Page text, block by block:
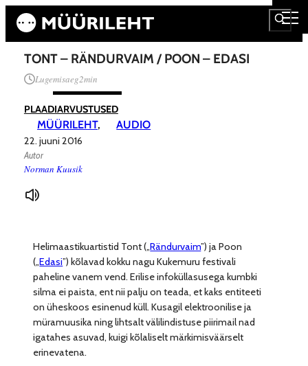
TONT – RÄNDURVAIM / POON – EDASI
Lugemisaeg2min
PLAADIARVUSTUSED
MÜÜRILEHT, AUDIO
22. juuni 2016
Autor
Norman Kuusik
Helimaastikuartistid Tont („Rändurvaim”) ja Poon
(„Edasi”) kõlavad kokku nagu Kukemuru festivali
paheline vanem vend. Erilise infoküllasusega kumbki
silma ei paista, ent nii palju on teada, et kaks entiteeti
on üheskoos esinenud küll. Kusagil elektroonilise ja
müramuusika ning lihtsalt välilindistuse piirimail nad
igatahes asuvad, kuigi kõlaliselt märkimisväärselt
erinevatena.